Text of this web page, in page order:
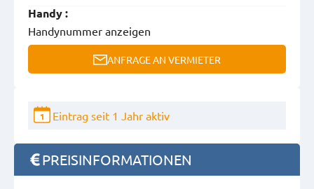
Handy :
Handynummer anzeigen
ANFRAGE AN VERMIETER
1 Eintrag seit 1 Jahr aktiv
PREISINFORMATIONEN